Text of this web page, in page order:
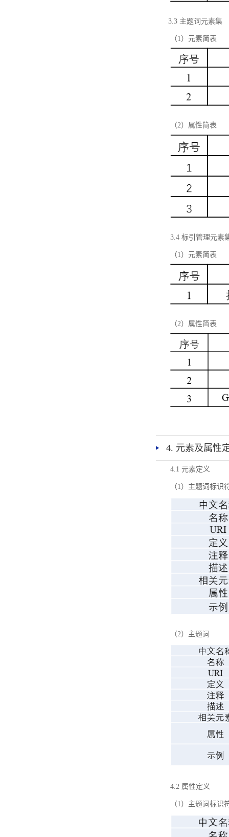
3.3 主题词元素集
（1）元素简表
（2）属性简表
3.4 标引管理元素
（1）元素简表
（2）属性简表
4. 元素及属性
4.1 元素定义
（1）主题词标识
（2）主题词
4.2 属性定义
（1）主题词标识